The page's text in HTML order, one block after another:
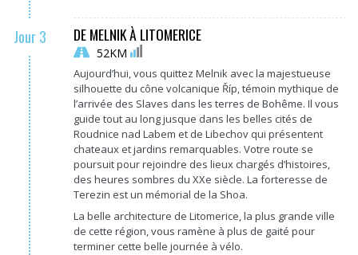
Jour 3 DE MELNIK À LITOMERICE
52KM
Aujourd’hui, vous quittez Melnik avec la majestueuse
silhouette du cône volcanique Říp, témoin mythique de
l’arrivée des Slaves dans les terres de Bohême. Il vous
guide tout au long jusque dans les belles cités de
Roudnice nad Labem et de Libechov qui présentent
chateaux et jardins remarquables. Votre route se
poursuit pour rejoindre des lieux chargés d’histoires,
des heures sombres du XXe siècle. La forteresse de
Terezin est un mémorial de la Shoa.
La belle architecture de Litomerice, la plus grande ville
de cette région, vous ramène à plus de gaité pour
terminer cette belle journée à vélo.